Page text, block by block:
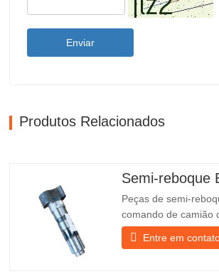
Enviar
Produtos Relacionados
Peças de semi-
comando de camião
mais vendidas para
Especificações Produto Peças
Entre em